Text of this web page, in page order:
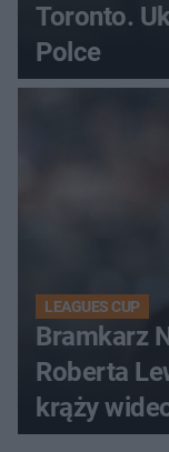
Toronto.
Polce
LEAGUES CUP
Bramkarz
Roberta
krąży